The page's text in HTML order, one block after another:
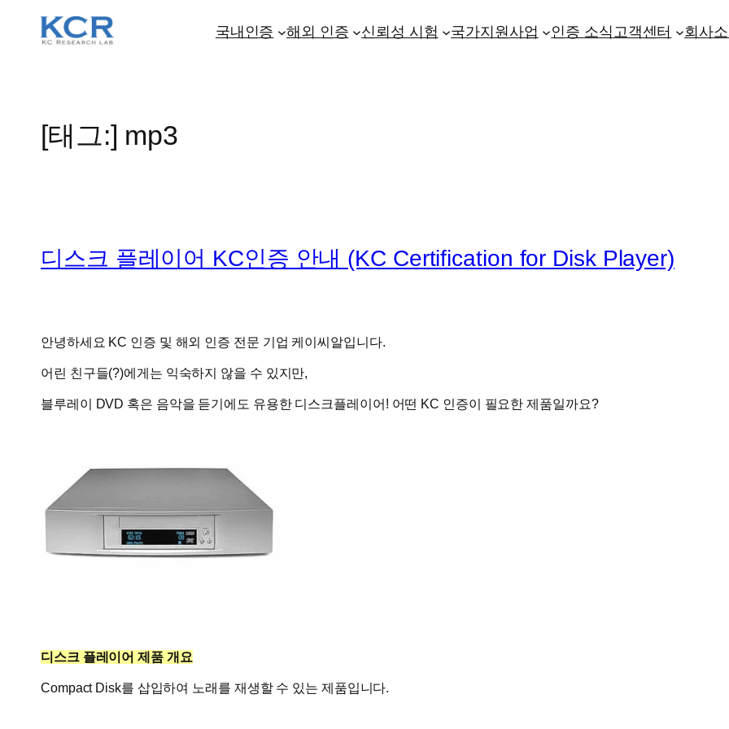
국내인증 해외 인증 신뢰성 시험 국가지원사업 인증 소식고객센터 회사
[태그:] mp3
디스크 플레이어 KC인증 안내 (KC Certification for Disk Player)
안녕하세요 KC 인증 및 해외 인증 전문 기업 케이씨알입니다.
어린 친구들(?)에게는 익숙하지 않을 수 있지만,
블루레이 DVD 혹은 음악을 듣기에도 유용한 디스크플레이어! 어떤 KC 인증이 필요한 제품일까요?
디스크 플레이어 제품 개요
Compact Disk를 삽입하여 노래를 재생할 수 있는 제품입니다.